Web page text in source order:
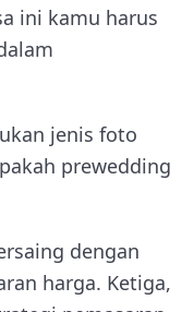
ini kamu harus
jenis foto
prewedding
dengan
harga. Ketiga,